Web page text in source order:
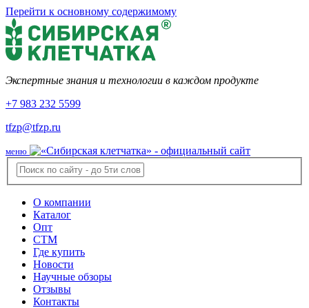
Перейти к основному содержимому
Экспертные знания и технологии в каждом продукте
+7 983 232 5599
tfzp@tfzp.ru
меню
О компании
Каталог
Опт
СТМ
Где купить
Новости
Научные обзоры
Отзывы
Контакты